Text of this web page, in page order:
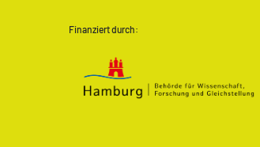
Finanziert durch: